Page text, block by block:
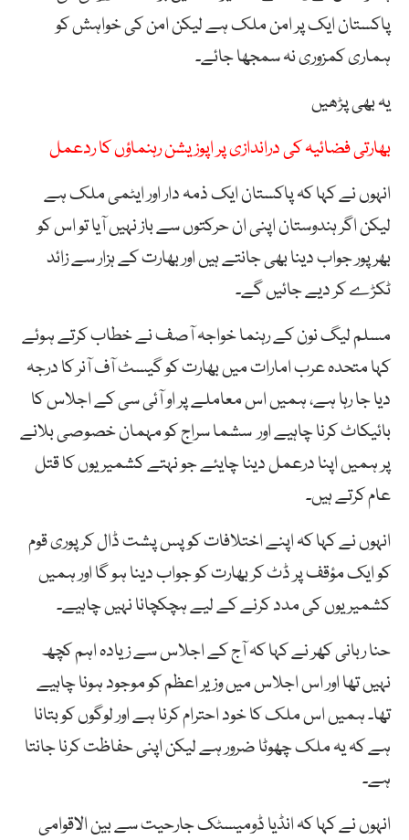
پاکستان ایک پر امن ملک ہے لیکن امن کی خواہش کو
ہماری کمزوری نہ سمجھا جائے۔
یہ بھی پڑھیں
بھارتی فضائیہ کی دراندازی پر اپوزیشن رہنماؤں کا ردعمل
انہوں نے کہا کہ پاکستان ایک ذمہ دار اور ایٹمی ملک ہے
لیکن اگر ہندوستان اپنی ان حرکتوں سے باز نہیں آیا تو اس کو
بھرپور جواب دینا بھی جانتے ہیں اور بھارت کے ہزار سے زائد
ٹکڑے کر دیے جائیں گے۔
مسلم لیگ نون کے رہنما خواجہ آصف نے خطاب کرتے ہوئے
کہا متحدہ عرب امارات میں بھارت کو گیسٹ آف آنر کا درجہ
دیا جا رہا ہے، ہمیں اس معاملے پر او آئی سی کے اجلاس کا
بائیکاٹ کرنا چاہیے اور سشما سراج کو مہمان خصوصی بلانے
پر ہمیں اپنا درعمل دینا چایئے جو نہتے کشمیریوں کا قتل
عام کرتے ہیں۔
انہوں نے کہا کہ اپنے اختلافات کو پس پشت ڈال کر پوری قوم
کو ایک مؤقف پر ڈٹ کر بھارت کو جواب دینا ہو گا اور ہمیں
کشمیریوں کی مدد کرنے کے لیے ہچکچانا نہیں چاہیے۔
حنا ربانی کھر نے کہا کہ آج کے اجلاس سے زیادہ اہم کچھ
نہیں تھا اور اس اجلاس میں وزیر اعظم کو موجود ہونا چاہیے
تھا۔ ہمیں اس ملک کا خود احترام کرنا ہے اور لوگوں کو بتانا
ہے کہ یہ ملک چھوٹا ضرور ہے لیکن اپنی حفاظت کرنا جانتا
ہے۔
انہوں نے کہا کہ انڈیا ڈومیسٹک جارحیت سے بین الاقوامی